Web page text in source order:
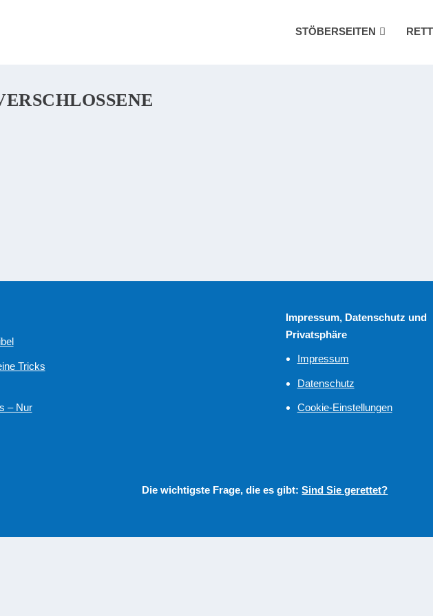
STÖBERSEITEN
Tricks
– Nur
Impressum, Datenschutz und
Privatsphäre
Impressum
Datenschutz
Cookie-Einstellungen
Die wichtigste Frage, die es gibt:Sind Sie gerettet?